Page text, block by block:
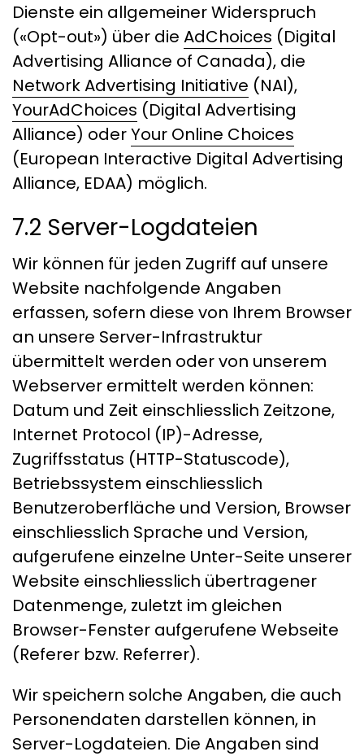
Dienste ein allgemeiner Widerspruch
(«Opt-out») über die AdChoices (Digital
Advertising Alliance of Canada), die
Network Advertising Initiative (NAI),
YourAdChoices (Digital Advertising
Alliance) oderYour Online Choices
(European Interactive Digital Advertising
Alliance, EDAA) möglich.
7.2 Server-Logdateien
Wir können für jeden Zugriff auf unsere
Website nachfolgende Angaben
erfassen, sofern diese von Ihrem Browser
an unsere Server-Infrastruktur
übermittelt werden oder von unserem
Webserver ermittelt werden können:
Datum und Zeit einschliesslich Zeitzone,
Internet Protocol (IP)-Adresse,
Zugriffsstatus (HTTP-Statuscode),
Betriebssystem einschliesslich
Benutzeroberfläche und Version, Browser
einschliesslich Sprache und Version,
aufgerufene einzelne Unter-Seite unserer
Website einschliesslich übertragener
Datenmenge, zuletzt im gleichen
Browser-Fenster aufgerufene Webseite
(Referer bzw. Referrer).
Wir speichern solche Angaben, die auch
Personendaten darstellen können, in
Server-Logdateien. Die Angaben sind